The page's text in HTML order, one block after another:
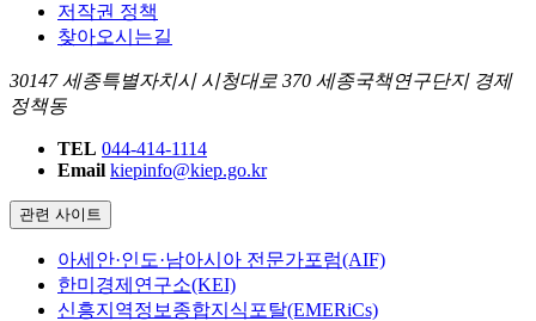
저작권 정책
찾아오시는길
30147 세종특별자치시 시청대로 370 세종국책연구단지 경제
정책동
TEL 044-414-1114
Email kiepinfo@kiep.go.kr
관련 사이트
아세안·인도·남아시아 전문가포럼(AIF)
한미경제연구소(KEI)
신흥지역정보종합지식포탈(EMERiCs)